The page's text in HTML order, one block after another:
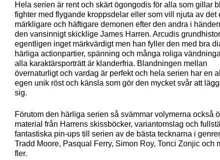
Hela serien är rent och skärt ögongodis för alla som gillar
fighter med flygande kroppsdelar eller som vill njuta av det
märkligare och häftigare demonen efter den andra i
den vansinnigt skicklige James Harren. Arcudis
egentligen inget märkvärdigt men han fyller den med bra
härliga actionpartier, spänning och många roliga
alla karaktärsporträtt är klanderfria. Blandningen mellan
övernaturligt och vardag är perfekt och hela serien har en
egen unik röst och känsla som gör den mycket svår att
sig.
Förutom den härliga serien så svämmar volymerna också
material från Harrens skissböcker, variantomslag och
fantastiska pin-ups till serien av de bästa tecknarna i
Tradd Moore, Pasqual Ferry, Simon Roy, Tonci Zonjic och
fler.